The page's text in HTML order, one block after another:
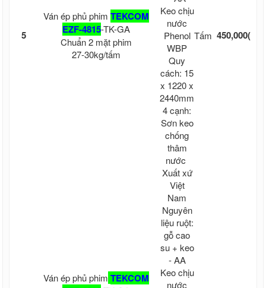
5
Ván ép phủ phim TEKCOM
EZF-4815-TK-GA
Chuẩn 2 mặt phim
27-30kg/tấm
Keo chịu
nước
Phenol
WBP
Quy
cách: 15
x 1220 x
2440mm
4 cạnh:
Sơn keo
chống
thâm
nước
Tấm 450,000
Ván ép phủ phim TEKCOM
Xuất xứ
Việt
Nam
Nguyên
liệu ruột:
gỗ cao
su + keo
- AA
Keo chịu
nước